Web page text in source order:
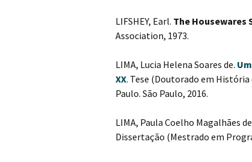
LIFSHEY, Earl. The Housewares
Association, 1973.
LIMA, Lucia Helena Soares de.
XX. Tese (Doutorado em História
Paulo. São Paulo, 2016.
LIMA, Paula Coelho Magalhães
Dissertação (Mestrado em